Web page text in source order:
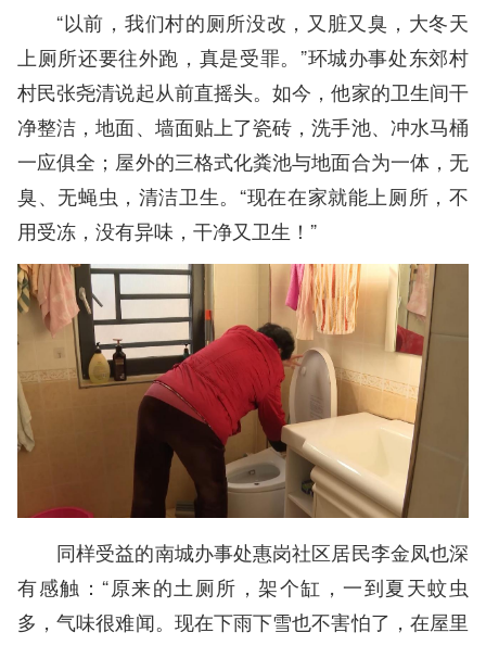
“以前，我们村的厕所没改，又脏又臭，大冬天
上厕所还要往外跑，真是受罪。”环城办事处东郊村
村民张尧清说起从前直摇头。如今，他家的卫生间干
净整洁，地面、墙面贴上了瓷砖，洗手池、冲水马桶
一应俱全；屋外的三格式化粪池与地面合为一体，无
臭、无蝇虫，清洁卫生。“现在在家就能上厕所，不
用受冻，没有异味，干净又卫生！”
同样受益的南城办事处惠岗社区居民李金凤也深
有感触：“原来的土厕所，架个缸，一到夏天蚊虫
多，气味很难闻。现在下雨下雪也不害怕了，在屋里